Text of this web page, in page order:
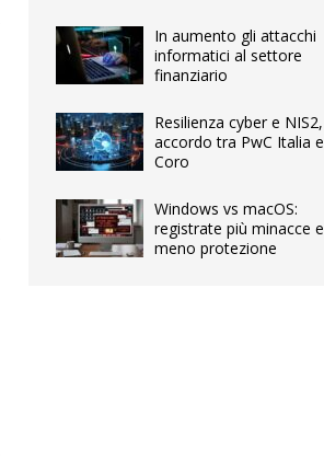
In aumento gli attacchi
informatici al settore
finanziario
Resilienza cyber e NIS2,
accordo tra PwC Italia e
Coro
Windows vs macOS:
registrate più minacce e
meno protezione